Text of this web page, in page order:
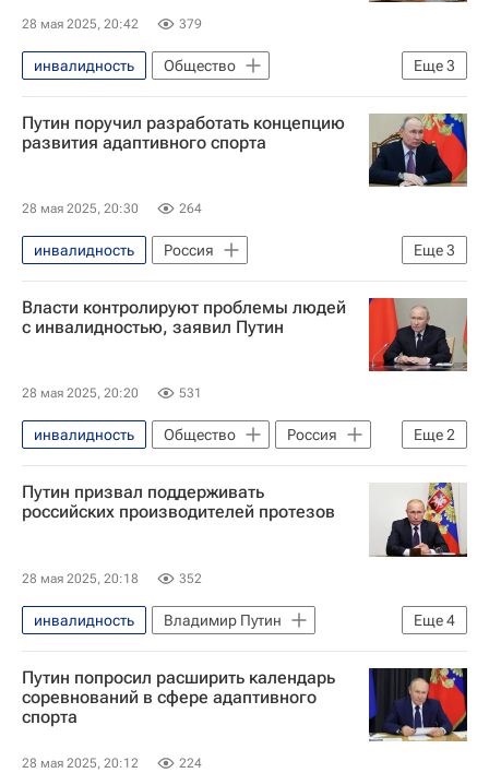
28 мая 2025, 20:42 379
Еще3
инвалидность
Общество
Владимир Путин
Здоровье - Общество
Россия
Путин поручил разработать концепцию
развития адаптивного спорта
28 мая 2025, 20:30 264
Еще3
инвалидность
Россия
Владимир Путин
Спорт
Здоровье - Общество
Власти контролируют проблемы людей
с инвалидностью, заявил Путин
28 мая 2025, 20:20 531
Еще2
инвалидность Общество
Россия
Владимир Путин
Здоровье - Общество
Путин призвал поддерживать
российских производителей протезов
28 мая 2025, 20:18 352
Еще4
инвалидность
Владимир Путин
Россия
Общество
Технологии
Здоровье - Общество
Путин попросил расширить календарь
соревнований в сфере адаптивного
спорта
28 мая 2025, 20:12 224